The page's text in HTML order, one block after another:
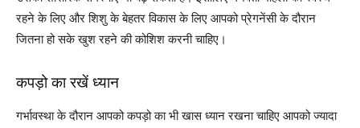
रहने के लिए और शिशु के बेहतर विकास के लिए आपको प्रेगनेंसी के दौरान
जितना हो सके खुश रहने की कोशिश करनी चाहिए।
कपड़ो का रखें ध्यान
गर्भावस्था के दौरान आपको कपड़ो का भी खास ध्यान रखना चाहिए आपको ज्यादा